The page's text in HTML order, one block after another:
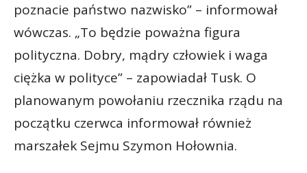
poznacie państwo nazwisko” – informował
wówczas. „To będzie poważna figura
polityczna. Dobry, mądry człowiek i waga
ciężka w polityce” – zapowiadał Tusk. O
planowanym powołaniu rzecznika rządu na
początku czerwca informował również
marszałek Sejmu Szymon Hołownia.